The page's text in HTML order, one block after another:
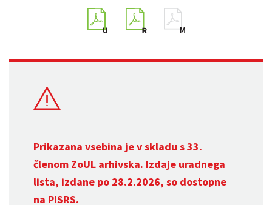
Prikazana vsebina je v skladu s 33.
členom ZoUL arhivska. Izdaje uradnega
lista, izdane po 28.2.2026, so dostopne
na PISRS.